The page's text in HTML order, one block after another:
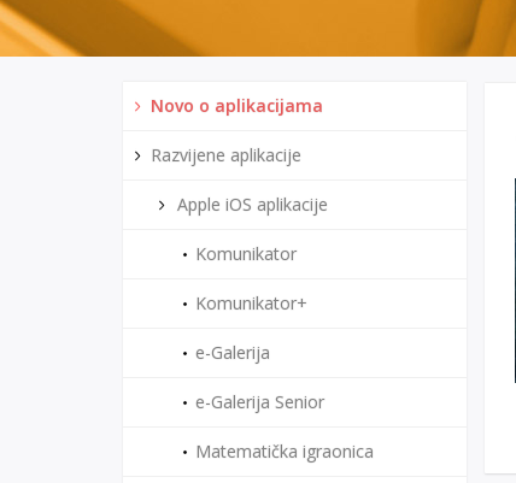
Novo o aplikacijama
Razvijene aplikacije
Apple iOS aplikacije
Komunikator
Komunikator+
e-Galerija
e-Galerija Senior
Matematička igraonica